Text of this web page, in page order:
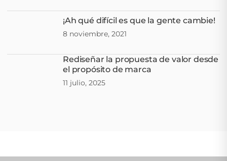
¡Ah qué difícil es que la gente cambie!
8 noviembre, 2021
Rediseñar la propuesta de valor desde
el propósito de marca
11 julio, 2025